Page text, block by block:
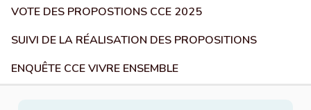
VOTE DES PROPOSTIONS CCE 2025
SUIVI DE LA RÉALISATION DES PROPOSITIONS
ENQUÊTE CCE VIVRE ENSEMBLE